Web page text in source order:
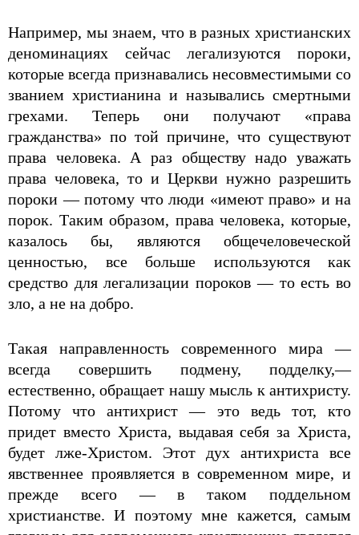
Например, мы знаем, что в разных христианских
деноминациях сейчас легализуются пороки,
которые всегда признавались несовместимыми со
званием христианина и назывались смертными
грехами. Теперь они получают «права
гражданства» по той причине, что существуют
права человека. А раз обществу надо уважать
права человека, то и Церкви нужно разрешить
пороки — потому что люди «имеют право» и на
порок. Таким образом, права человека, которые,
казалось бы, являются общечеловеческой
ценностью, все больше используются как
средство для легализации пороков — то есть во
зло, а не на добро.
Такая направленность современного мира —
всегда совершить подмену, подделку,—
естественно, обращает нашу мысль к антихристу.
Потому что антихрист — это ведь тот, кто
придет вместо Христа, выдавая себя за Христа,
будет лже-Христом. Этот дух антихриста все
явственнее проявляется в современном мире, и
прежде всего — в таком поддельном
христианстве. И поэтому мне кажется, самым